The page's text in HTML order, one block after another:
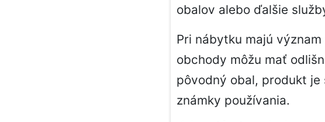
obalov alebo ďalšie
Pri nábytku majú
obchody môžu mať
pôvodný obal, produkt
známky používania.